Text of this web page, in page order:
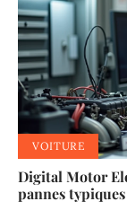
VOITURE
Digital Motor
pannes typiques